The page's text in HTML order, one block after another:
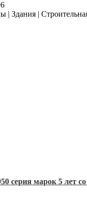
| Здания |
серия марок 5 лет